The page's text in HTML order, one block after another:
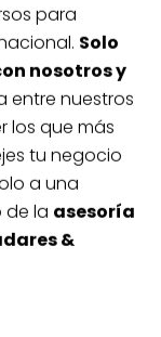
para
Solo
nosotros y
entre nuestros
los que más
tu negocio
a una
de la asesoría
&